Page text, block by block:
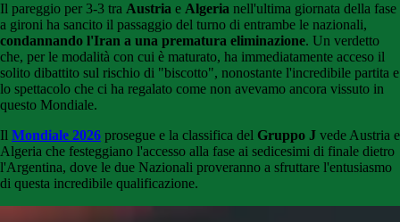
Il pareggio per 3-3 tra Austria e Algeria nell'ultima giornata della fase
a gironi ha sancito il passaggio del turno di entrambe le nazionali,
condannando l'Iran a una prematura eliminazione. Un verdetto
che, per le modalità con cui è maturato, ha immediatamente acceso il
solito dibattito sul rischio di "biscotto", nonostante l'incredibile partita e
lo spettacolo che ci ha regalato come non avevamo ancora vissuto in
questo Mondiale.
Il Mondiale 2026 prosegue e la classifica del Gruppo J vede Austria e
Algeria che festeggiano l'accesso alla fase ai sedicesimi di finale dietro
l'Argentina, dove le due Nazionali proveranno a sfruttare l'entusiasmo
di questa incredibile qualificazione.